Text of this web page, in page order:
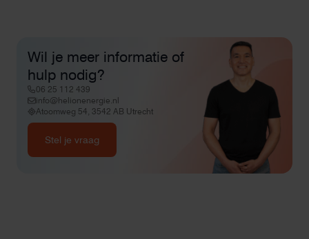
Wil je meer informatie of
hulp nodig?
06 25 112 439
info@helionenergie.nl
Atoomweg 54, 3542 AB Utrecht
Stel je vraag